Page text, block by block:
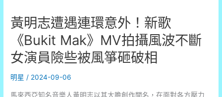
黃明志遭遇連環意外！新歌
《Bukit Mak》MV拍攝風波不斷
女演員險些被風箏砸破相
明星 / 2024-09-06
馬來西亞知名音樂人黃明志以其大膽創作聞名，在面對各方壓力